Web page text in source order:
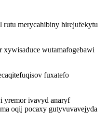
rutu merycahibiny hirejufekytu
wutamafogebawi
fuxatefo
yremor ivavyd anaryf
oqij pocaxy gutyvuvavejyda